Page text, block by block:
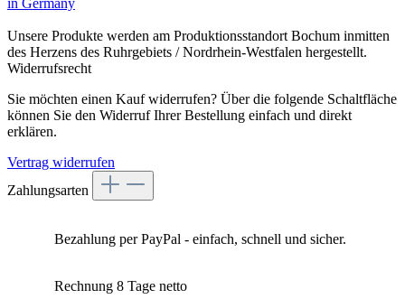
Unsere Produkte werden am Produktionsstandort Bochum inmitten
des Herzens des Ruhrgebiets / Nordrhein-Westfalen hergestellt.
Widerrufsrecht
Sie möchten einen Kauf widerrufen? Über die folgende Schaltfläche
können Sie den Widerruf Ihrer Bestellung einfach und direkt
erklären.
Vertrag widerrufen
Zahlungsarten
Bezahlung per PayPal - einfach, schnell und sicher.
Rechnung 8 Tage netto